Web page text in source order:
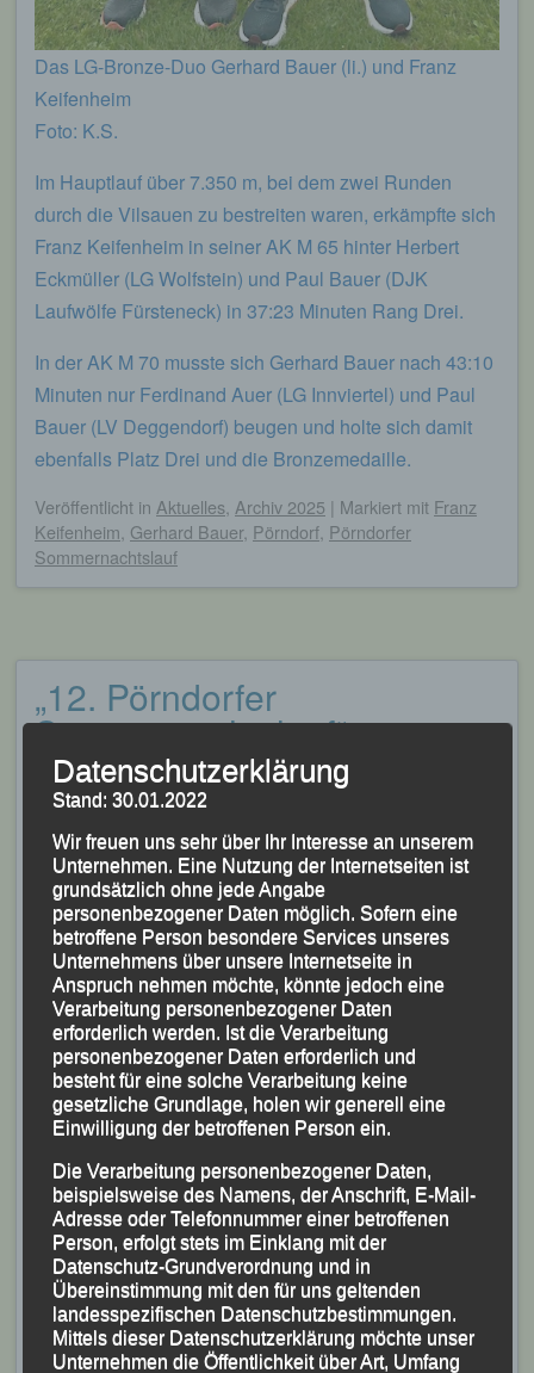
Das LG-Bronze-Duo Gerhard Bauer (li.) und Franz
Keifenheim
Foto: K.S.
Im Hauptlauf über 7.350 m, bei dem zwei Runden
durch die Vilsauen zu bestreiten waren, erkämpfte sich
Franz Keifenheim in seiner AK M 65 hinter Herbert
Eckmüller (LG Wolfstein) und Paul Bauer (DJK
Laufwölfe Fürsteneck) in 37:23 Minuten Rang Drei.
In der AK M 70 musste sich Gerhard Bauer nach 43:10
Minuten nur Ferdinand Auer (LG Innviertel) und Paul
Bauer (LV Deggendorf) beugen und holte sich damit
ebenfalls Platz Drei und die Bronzemedaille.
Veröffentlicht in Aktuelles Archiv 2025 | Markiert mit Franz
Keifenheim Gerhard Bauer, Pörndorf Pörndorfer
Sommernachtslauf
„12. Pörndorfer
Sommernachtslauf“ –
Pörndorf, 29.07.2023
Veröffentlicht am29. Juli 2023
Mit sehr guten Leistungen beim
Pörndorfer Sommernachtslauf
Marion Kopp Gesamtzweite – Stephan Deckwerth
Dritter bei den Männern
(KS.) Mit sehr guten Leistungen glänzte das
sechsköpfige Aufgebot der Leichtathletik Gemeinschaft
(LG) Passau beim zum „Grenzland-Laufcup 2023“
zählenden „12. Pörndorfer Sommernachtslaufes“, der
von der Laufabteilung der DJK Pörndorf ausgerichtet
wurde und bei dem über 200 Teilnehmer auf Strecken
zwischen 300 und 7.350 m am Start waren.
Datenschutzerklärung
Stand: 30.01.2022
Wir freuen uns sehr über Ihr Interesse an unserem
Unternehmen. Eine Nutzung der Internetseiten ist
grundsätzlich ohne jede Angabe
personenbezogener Daten möglich. Sofern eine
betroffene Person besondere Services unseres
Unternehmens über unsere Internetseite in
Anspruch nehmen möchte, könnte jedoch eine
Verarbeitung personenbezogener Daten
erforderlich werden. Ist die Verarbeitung
personenbezogener Daten erforderlich und
besteht für eine solche Verarbeitung keine
gesetzliche Grundlage, holen wir generell eine
Einwilligung der betroffenen Person ein.
Die Verarbeitung personenbezogener Daten,
beispielsweise des Namens, der Anschrift, E-Mail-
Adresse oder Telefonnummer einer betroffenen
Person, erfolgt stets im Einklang mit der
Datenschutz-Grundverordnung und in
Übereinstimmung mit den für uns geltenden
landesspezifischen Datenschutzbestimmungen.
Mittels dieser Datenschutzerklärung möchte unser
Unternehmen die Öffentlichkeit über Art, Umfang